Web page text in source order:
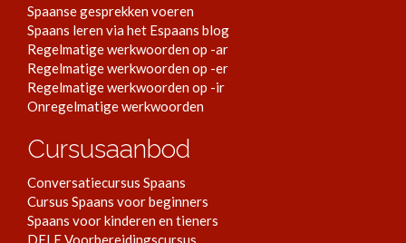
Spaanse gesprekken voeren
Spaans leren via het Espaans blog
Regelmatige werkwoorden op -ar
Regelmatige werkwoorden op -er
Regelmatige werkwoorden op -ir
Onregelmatige werkwoorden
Cursusaanbod
Conversatiecursus Spaans
Cursus Spaans voor beginners
Spaans voor kinderen en tieners
DELE Voorbereidingscursus